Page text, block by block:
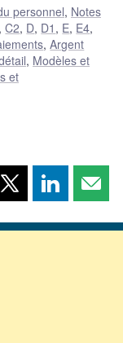
personnel, Notes
,C2, D, D1 , E, E4,
,Argent
, Modèles et
et
Partager
page
Partager
page page